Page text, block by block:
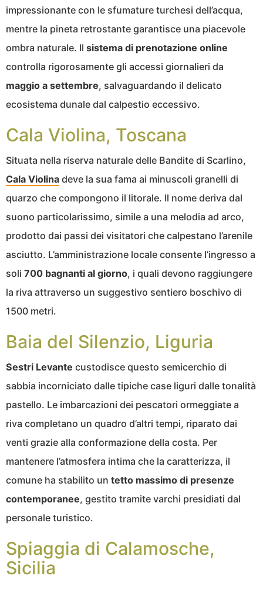
impressionante con le sfumature turchesi dell’acqua,
mentre la pineta retrostante garantisce una piacevole
ombra naturale. Il sistema di prenotazione online
controlla rigorosamente gli accessi giornalieri da
maggio a settembre, salvaguardando il delicato
ecosistema dunale dal calpestio eccessivo.
Cala Violina, Toscana
Situata nella riserva naturale delle Bandite di Scarlino,
Cala Violina deve la sua fama ai minuscoli granelli di
quarzo che compongono il litorale. Il nome deriva dal
suono particolarissimo, simile a una melodia ad arco,
prodotto dai passi dei visitatori che calpestano l’arenile
asciutto. L’amministrazione locale consente l’ingresso a
soli 700 bagnanti al giorno, i quali devono raggiungere
la riva attraverso un suggestivo sentiero boschivo di
1500 metri.
Baia del Silenzio, Liguria
Sestri Levante custodisce questo semicerchio di
sabbia incorniciato dalle tipiche case liguri dalle tonalità
pastello. Le imbarcazioni dei pescatori ormeggiate a
riva completano un quadro d’altri tempi, riparato dai
venti grazie alla conformazione della costa. Per
mantenere l’atmosfera intima che la caratterizza, il
comune ha stabilito un tetto massimo di presenze
contemporanee, gestito tramite varchi presidiati dal
personale turistico.
Spiaggia di Calamosche,
Sicilia